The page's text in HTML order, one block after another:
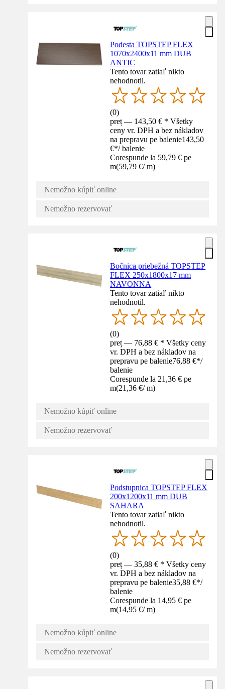
Podesta TOPSTEP FLEX
1070x2400x11 mm DUB
ANTIC
Tento tovar zatiaľ nikto
nehodnotil.
(0)
preț — 143,50 € * Všetky
ceny vr. DPH a bez nákladov
na prepravu pe balenie143,50
€*/ balenie
Corespunde la 59,79 € pe
m(59,79 €/ m)
Nemožno kúpiť online
Nemožno rezervovať
Bočnica priebežná TOPSTEP
FLEX 250x1800x17 mm
NAVONNA
Tento tovar zatiaľ nikto
nehodnotil.
(0)
preț — 76,88 € * Všetky ceny
vr. DPH a bez nákladov na
prepravu pe balenie76,88 €*/
balenie
Corespunde la 21,36 € pe
m(21,36 €/ m)
Nemožno kúpiť online
Nemožno rezervovať
Podstupnica TOPSTEP FLEX
200x1200x11 mm DUB
SAHARA
Tento tovar zatiaľ nikto
nehodnotil.
(0)
preț — 35,88 € * Všetky ceny
vr. DPH a bez nákladov na
prepravu pe balenie35,88 €*/
balenie
Corespunde la 14,95 € pe
m(14,95 €/ m)
Nemožno kúpiť online
Nemožno rezervovať